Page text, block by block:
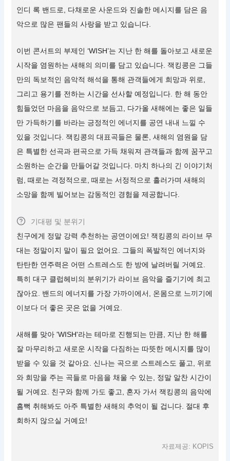
인디 록 밴드로, 다채로운 사운드와 진솔한 메시지를 담은 음
악으로 많은 팬들의 사랑을 받고 있습니다.
이번 콘서트의 부제인 ‘WISH’는 지난 한 해를 돌아보고 새로운
시작을 염원하는 새해의 의미를 담고 있습니다. 잭킹콩은 그들
만의 독보적인 음악적 해석을 통해 관객들에게 희망과 위로,
그리고 용기를 전하는 시간을 선사할 예정입니다. 한 해 동안
힘들었던 마음을 음악으로 보듬고, 다가올 새해에는 좋은 일들
만 가득하기를 바라는 긍정적인 에너지를 공연 내내 느낄 수
있을 것입니다. 잭킹콩의 대표곡들은 물론, 새해의 염원을 담
은 특별한 선곡과 편곡으로 가득 채워져 관객들과 함께 꿈꾸고
소원하는 순간을 만들어갈 것입니다. 마치 하나의 긴 이야기처
럼, 때로는 격정적으로, 때로는 서정적으로 흘러가며 새해의
소망을 함께 빌어보는 감동적인 경험을 제공합니다.
기대평 및 분위기
친구에게 정말 강력 추천하는 공연이에요! 잭킹콩의 라이브 무
대는 정말이지 말이 필요 없어요. 그들의 폭발적인 에너지와
탄탄한 연주력은 어떤 스트레스도 한 방에 날려버릴 거예요.
특히 대구 클럽헤비의 분위기가 라이브 음악을 즐기기에 최고
잖아요. 밴드의 에너지를 가장 가까이에서, 온몸으로 느끼기에
이보다 더 좋은 곳은 없을 거예요.
새해를 맞아 'WISH'라는 테마로 진행되는 만큼, 지난 한 해를
잘 마무리하고 새로운 시작을 다짐하는 따뜻한 메시지를 많이
받을 수 있을 것 같아요. 신나는 곡으로 스트레스도 풀고, 위로
와 희망을 주는 곡들로 마음을 채울 수 있는, 정말 알찬 시간이
될 거예요. 친구와 함께 가도 좋고, 혼자 가서 잭킹콩의 음악에
흠뻑 취해봐도 아주 특별한 새해의 추억이 될 겁니다. 절대 후
회하지 않으실 거예요!
자료제공: KOPIS